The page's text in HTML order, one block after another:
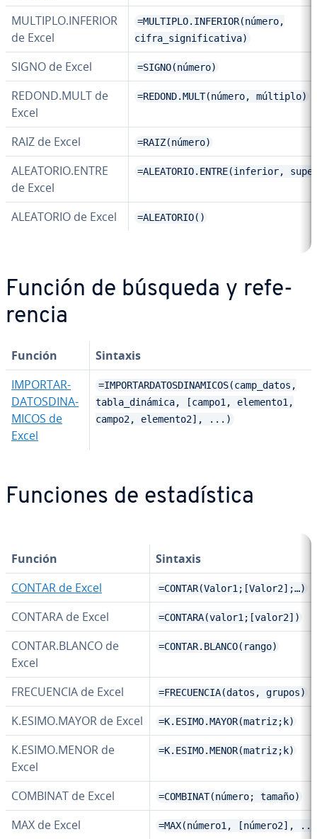
MULTIPLO.INFERIOR
de Excel
=MULTIPLO.INFERIOR(número,
cifra_significativa)
SIGNO de Excel =SIGNO(número)
REDOND.MULT de
Excel
=REDOND.MULT(número, múltiplo)
RAIZ de Excel =RAIZ(número)
ALEATORIO.ENTRE
de Excel
=ALEATORIO.ENTRE(inferior,
ALEATORIO de Excel =ALEATORIO()
Función de búsqueda y re­fe­
re­n­cia
Función
Sintaxis
IM­PO­R­TA­R­
DA­TO­S­DI­NA­
MI­COS de
Excel
=IMPORTARDATOSDINAMICOS(camp_datos,
tabla_dinámica, [campo1, elemento1,
campo2, elemento2], ...)
Funciones de es­ta­dí­s­ti­ca
Función
Sintaxis
CONTAR de Excel
=CONTAR(Valor1;[Valor2];…)
CONTARA de Excel =CONTARA(valor1;[valor2])
CONTAR.BLANCO de
Excel
=CONTAR.BLANCO(rango)
FRE­CUE­N­CIA de Excel =FRECUENCIA(datos, grupos)
K.ESIMO.MAYOR de Excel =K.ESIMO.MAYOR(matriz;k)
K.ESIMO.MENOR de
Excel
=K.ESIMO.MENOR(matriz;k)
COMBINAT de Excel =COMBINAT(número; tamaño)
MAX de Excel =MAX(número1, [número2],